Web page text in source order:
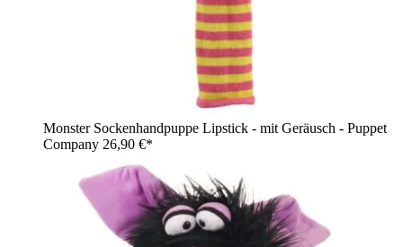
Monster Sockenhandpuppe Lipstick - mit Geräusch - Puppet
Company 26,90 €*